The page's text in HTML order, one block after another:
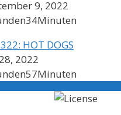
9, 2022
HOT DOGS
2022